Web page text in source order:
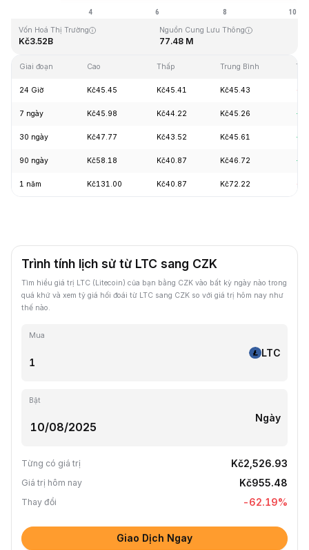
Vốn Hoá Thị Trường
Kč3.52B
Nguồn Cung Lưu Thông
77.48 M
Giai đoạn Cao Thấp Trung Bình
24 Giờ Kč45.45 Kč45.41 Kč45.43 -
7 ngày Kč45.98 Kč44.22 Kč45.26
30 ngày Kč47.77 Kč43.52 Kč45.61
90 ngày Kč58.18 Kč40.87 Kč46.72
1 năm Kč131.00 Kč40.87 Kč72.22 -
Trình tính lịch sử từ LTC sang CZK
Tìm hiểu giá trị LTC (Litecoin) của bạn bằng CZK vào bất kỳ ngày nào trong
quá khứ và xem tỷ giá hối đoái từ LTC sang CZK so với giá trị hôm nay như
thế nào.
Mua
LTC
Bật
Ngày
Từng có giá trị Kč2,526.93
Giá trị hôm nay Kč955.48
Thay đổi -62.19%
Giao Dịch Ngay